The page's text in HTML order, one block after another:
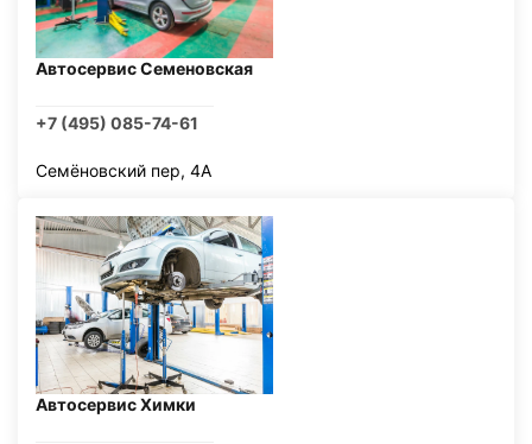
Автосервис Семеновская
+7 (495) 085-74-61
Семёновский пер, 4А
Автосервис Химки